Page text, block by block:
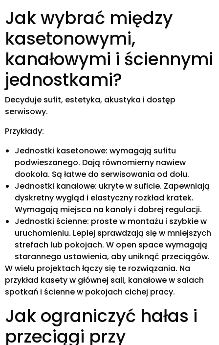
Jak wybrać między
kasetonowymi,
kanałowymi i ściennymi
jednostkami?
Decyduje sufit, estetyka, akustyka i dostęp
serwisowy.
Przykłady:
Jednostki kasetonowe: wymagają sufitu
podwieszanego. Dają równomierny nawiew
dookoła. Są łatwe do serwisowania od dołu.
Jednostki kanałowe: ukryte w suficie. Zapewniają
dyskretny wygląd i elastyczny rozkład kratek.
Wymagają miejsca na kanały i dobrej regulacji.
Jednostki ścienne: proste w montażu i szybkie w
uruchomieniu. Lepiej sprawdzają się w mniejszych
strefach lub pokojach. W open space wymagają
starannego ustawienia, aby uniknąć przeciągów.
W wielu projektach łączy się te rozwiązania. Na
przykład kasety w głównej sali, kanałowe w salach
spotkań i ścienne w pokojach cichej pracy.
Jak ograniczyć hałas i
przeciągi przy